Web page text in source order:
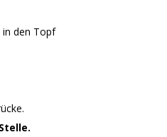
in den Topf